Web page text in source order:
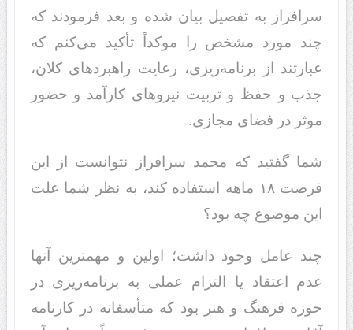
سرافراز به تفصیل بیان شده و بعد فرمودند که
چند مورد مشخص را موکداً تأکید می‌کنم که
عبارتند از برنامه‌ریزی، رعایت راهبردهای کلان،
جذب و حفظ و تربیت نیروهای کارآمد و حضور
موثر در فضای مجازی.
شما گفتید که محمد سرافراز نتوانست از این
فرصت ۱۸ ماهه استفاده کند، به نظر شما علت
این موضوع چه بود؟
چند عامل وجود داشت؛ اولین و مهمترین آنها
عدم اعتقاد یا التزام عملی به برنامه‌ریزی در
حوزه فرهنگ و هنر بود که متأسفانه در کارنامه